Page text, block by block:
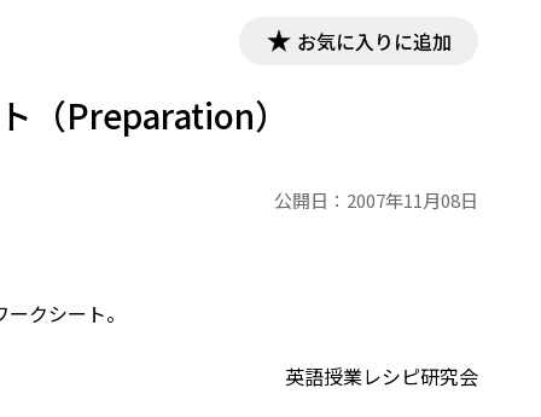
お気に入りに追加
（Preparation）
公開日： 2007年11月08日
クシート。
英語授業レシピ研究会